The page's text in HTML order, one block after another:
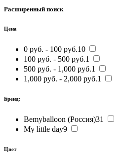
Расширенный поиск
Цена
0 руб. - 100 руб.10
100 руб. - 500 руб.1
500 руб. - 1,000 руб.1
1,000 руб. - 2,000 руб.1
Бренд:
Bemyballoon (Россия)31
My little day9
Цвет